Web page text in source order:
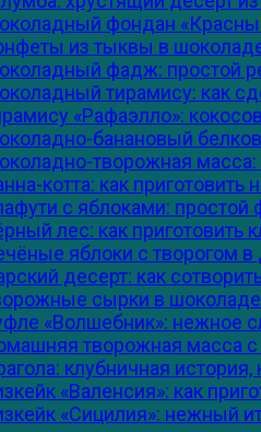
фондан
из тыквы в
фадж: простой
тирамису: как
«Рафаэлло»:
банановый
творожная масса:
котта: как
с яблоками: простой
лес: как приготовить
яблоки с творогом
десерт: как
сырки в
«Волшебник»: нежное
творожная масса с
клубничная
«Валенсия»: как
«Сицилия»: нежный